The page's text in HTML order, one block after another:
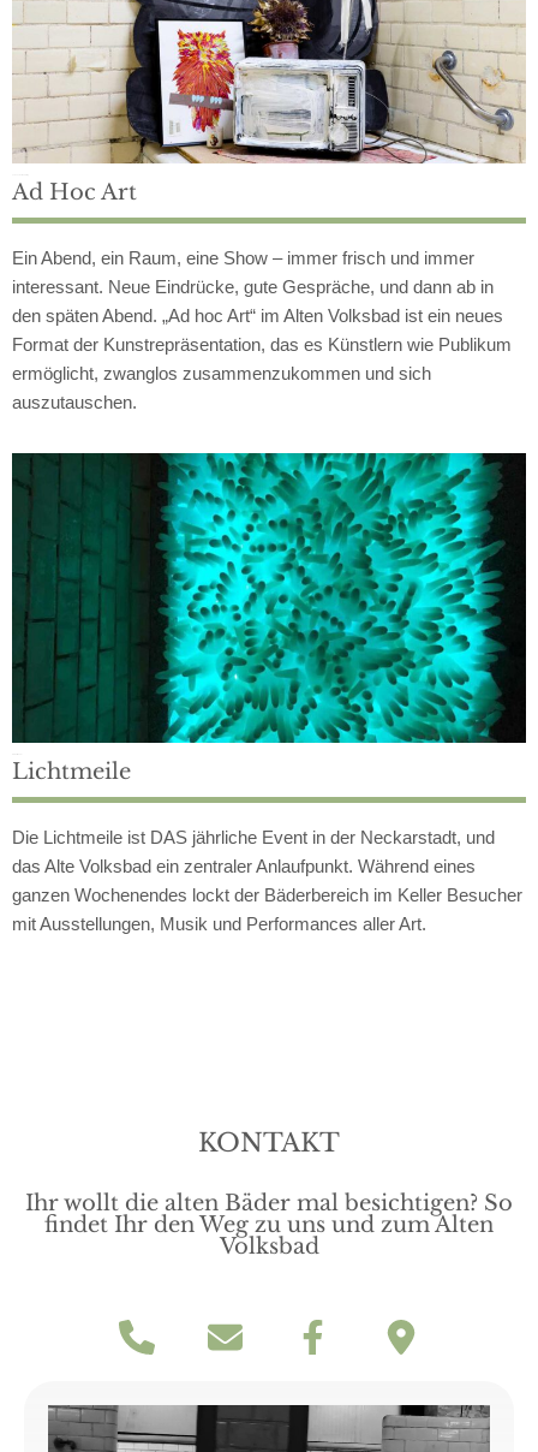
Ad Hoc Art
Ein Abend, ein Raum, eine Show – immer frisch und immer
interessant. Neue Eindrücke, gute Gespräche, und dann ab in
den späten Abend. „Ad hoc Art“ im Alten Volksbad ist ein neues
Format der Kunstrepräsentation, das es Künstlern wie Publikum
ermöglicht, zwanglos zusammenzukommen und sich
auszutauschen.
Lichtmeile
Die Lichtmeile ist DAS jährliche Event in der Neckarstadt, und
das Alte Volksbad ein zentraler Anlaufpunkt. Während eines
ganzen Wochenendes lockt der Bäderbereich im Keller Besucher
mit Ausstellungen, Musik und Performances aller Art.
KONTAKT
Ihr wollt die alten Bäder mal besichtigen? So
findet Ihr den Weg zu uns und zum Alten
Volksbad